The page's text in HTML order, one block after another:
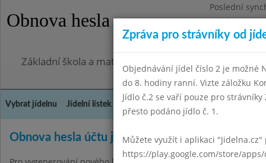
Obnova hesla
Poslední
Pátek
Omezení
Základní škola a mateřská škola Jarov, Praha 3, V
Vybrat jídelnu Jídelní lístek Historie Kontakty a informace
Obnova hesla účtu jídelny
Zpráva pro strávníky od
Objednávání jídel číslo 2 je možné
do 8. hodiny ranní. Vizte záložku
Jídlo č.2 se vaří pouze pro
přesto podáno jídlo č. 1.
Můžete využít i aplikaci
https://play.google.com/store/